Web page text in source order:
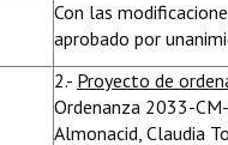
Con las
aprobado por
2.- Proyecto de
Ordenanza 2033-
Almonacid, Claudia